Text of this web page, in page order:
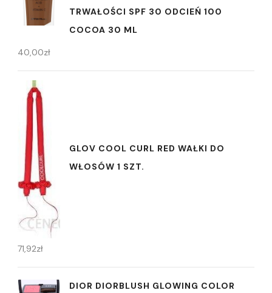
TRWAŁOŚCI SPF 30 ODCIEŃ 100
COCOA 30 ML
40,00zł
GLOV COOL CURL RED WAŁKI DO
WŁOSÓW 1 SZT.
71,92zł
DIOR DIORBLUSH GLOWING COLOR